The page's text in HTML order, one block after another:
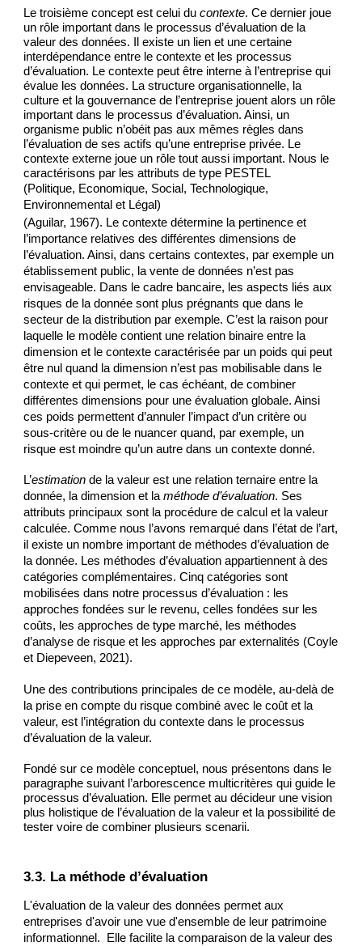
Le troisième concept est celui du contexte. Ce dernier joue
un rôle important dans le processus d’évaluation de la
valeur des données. Il existe un lien et une certaine
interdépendance entre le contexte et les processus
d’évaluation. Le contexte peut être interne à l’entreprise qui
évalue les données. La structure organisationnelle, la
culture et la gouvernance de l’entreprise jouent alors un rôle
important dans le processus d’évaluation. Ainsi, un
organisme public n’obéit pas aux mêmes règles dans
l’évaluation de ses actifs qu’une entreprise privée. Le
contexte externe joue un rôle tout aussi important. Nous le
caractérisons par les attributs de type PESTEL
(Politique, Economique, Social, Technologique,
Environnemental et Légal)
(Aguilar, 1967). Le contexte détermine la pertinence et
l’importance relatives des différentes dimensions de
l’évaluation. Ainsi, dans certains contextes, par exemple un
établissement public, la vente de données n’est pas
envisageable. Dans le cadre bancaire, les aspects liés aux
risques de la donnée sont plus prégnants que dans le
secteur de la distribution par exemple. C’est la raison pour
laquelle le modèle contient une relation binaire entre la
dimension et le contexte caractérisée par un poids qui peut
être nul quand la dimension n’est pas mobilisable dans le
contexte et qui permet, le cas échéant, de combiner
différentes dimensions pour une évaluation globale. Ainsi
ces poids permettent d’annuler l’impact d’un critère ou
sous-critère ou de le nuancer quand, par exemple, un
risque est moindre qu’un autre dans un contexte donné.
L’estimation de la valeur est une relation ternaire entre la
donnée, la dimension et la méthode d’évaluation. Ses
attributs principaux sont la procédure de calcul et la valeur
calculée. Comme nous l’avons remarqué dans l’état de l’art,
il existe un nombre important de méthodes d’évaluation de
la donnée. Les méthodes d’évaluation appartiennent à des
catégories complémentaires. Cinq catégories sont
mobilisées dans notre processus d’évaluation : les
approches fondées sur le revenu, celles fondées sur les
coûts, les approches de type marché, les méthodes
d’analyse de risque et les approches par externalités (Coyle
et Diepeveen, 2021).
Une des contributions principales de ce modèle, au-delà de
la prise en compte du risque combiné avec le coût et la
valeur, est l’intégration du contexte dans le processus
d’évaluation de la valeur.
Fondé sur ce modèle conceptuel, nous présentons dans le
paragraphe suivant l’arborescence multicritères qui guide le
processus d’évaluation. Elle permet au décideur une vision
plus holistique de l’évaluation de la valeur et la possibilité de
tester voire de combiner plusieurs scenarii.
3.3. La méthode d’évaluation
L'évaluation de la valeur des données permet aux
entreprises d'avoir une vue d'ensemble de leur patrimoine
informationnel.  Elle facilite la comparaison de la valeur des